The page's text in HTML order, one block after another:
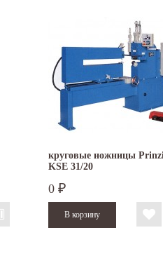
круговые ножницы
KSE 31/20
0 ₽